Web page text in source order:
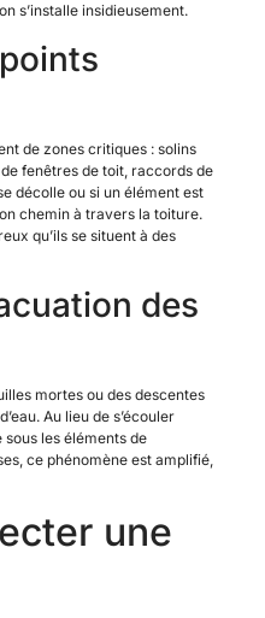
s’installe insidieusement.
de zones critiques : solins
fenêtres de toit, raccords de
décolle ou si un élément est
chemin à travers la toiture.
qu’ils se situent à des
des
mortes ou des descentes
Au lieu de s’écouler
sous les éléments de
ce phénomène est amplifié,
une